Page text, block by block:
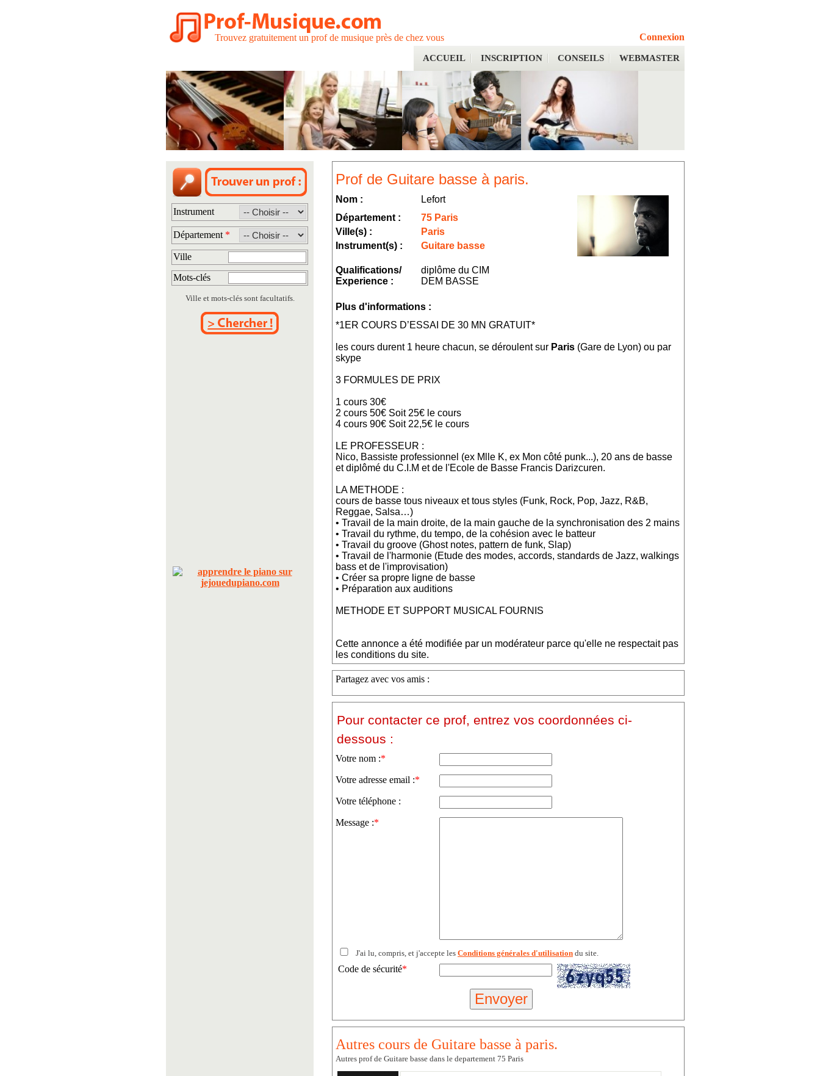
Trouvez gratuitement un prof de musique près de chez vous Connexion
ACCUEIL INSCRIPTION CONSEILS WEBMASTER
Instrument
Département *
Ville
Mots-clés
Ville et mots-clés sont facultatifs.
Prof de Guitare basse à paris.
Nom :
Lefort
Département :
75 Paris
Ville(s) :
Paris
Instrument(s) :
Guitare basse
Qualifications/
Experience :
diplôme du CIM
DEM BASSE
Plus d'informations :
*1ER COURS D’ESSAI DE 30 MN GRATUIT*
les cours durent 1 heure chacun, se déroulent sur Paris (Gare de Lyon) ou par
skype
3 FORMULES DE PRIX
1 cours 30€
2 cours 50€ Soit 25€ le cours
4 cours 90€ Soit 22,5€ le cours
LE PROFESSEUR :
Nico, Bassiste professionnel (ex Mlle K, ex Mon côté punk...), 20 ans de basse
et diplômé du C.I.M et de l'Ecole de Basse Francis Darizcuren.
LA METHODE :
cours de basse tous niveaux et tous styles (Funk, Rock, Pop, Jazz, R&B,
Reggae, Salsa…)
• Travail de la main droite, de la main gauche de la synchronisation des 2 mains
• Travail du rythme, du tempo, de la cohésion avec le batteur
• Travail du groove (Ghost notes, pattern de funk, Slap)
• Travail de l'harmonie (Etude des modes, accords, standards de Jazz, walkings
bass et de l'improvisation)
• Créer sa propre ligne de basse
• Préparation aux auditions
METHODE ET SUPPORT MUSICAL FOURNIS
Cette annonce a été modifiée par un modérateur parce qu'elle ne respectait pas
les conditions du site.
Partagez avec vos amis :
Pour contacter ce prof, entrez vos coordonnées ci-
dessous :
Votre nom :*
Votre adresse email :*
Votre téléphone :
Message :*
J'ai lu, compris, et j'accepte les Conditions générales d'utilisation du site.
Code de sécurité*
Autres cours de Guitare basse à paris.
Autres prof de Guitare basse dans le departement 75 Paris